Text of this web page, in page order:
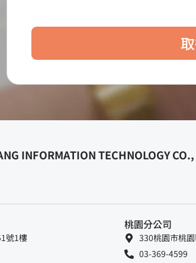
INFORMATION TECHNOLOGY CO.,
號1樓
桃園分公司
330桃園市桃
03-369-4599